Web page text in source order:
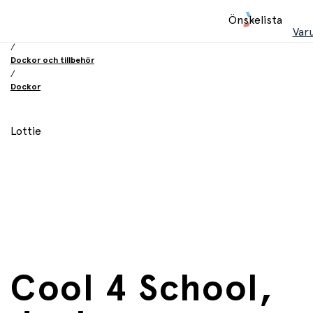
Önskelista
/
Dockor och tillbehör
/
Dockor
Lottie
Cool 4 School,